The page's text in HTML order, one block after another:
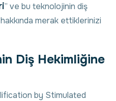
” ve bu teknolojinin diş
merak ettiklerinizi
Diş Hekimliğine
by Stimulated